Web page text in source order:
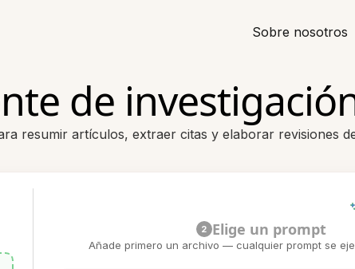
Sobre nosotros
de
resumir artículos, extraer citas y elaborar revisiones
2 Elige un prompt
Añade primero un archivo — cualquier prompt se